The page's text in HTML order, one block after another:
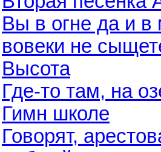
Вы в огне да и в
вовеки не
Высота
Где-то там, на
Гимн школе
Говорят,